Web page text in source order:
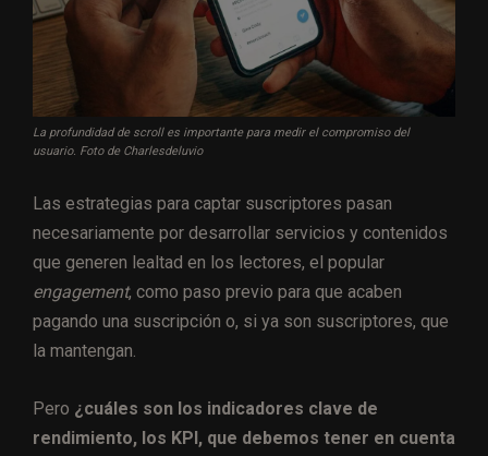
La profundidad de scroll es importante para medir el compromiso del
usuario. Foto de Charlesdeluvio
Las estrategias para captar suscriptores pasan
necesariamente por desarrollar servicios y contenidos
que generen lealtad en los lectores, el popular
engagement, como paso previo para que acaben
pagando una suscripción o, si ya son suscriptores, que
la mantengan.
Pero ¿cuáles son los indicadores clave de
rendimiento, los KPI, que debemos tener en cuenta